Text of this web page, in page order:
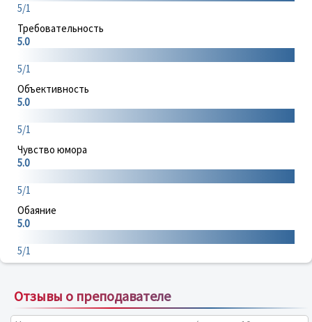
5/1
Требовательность
5.0
5/1
Объективность
5.0
5/1
Чувство юмора
5.0
5/1
Обаяние
5.0
5/1
Отзывы о преподавателе